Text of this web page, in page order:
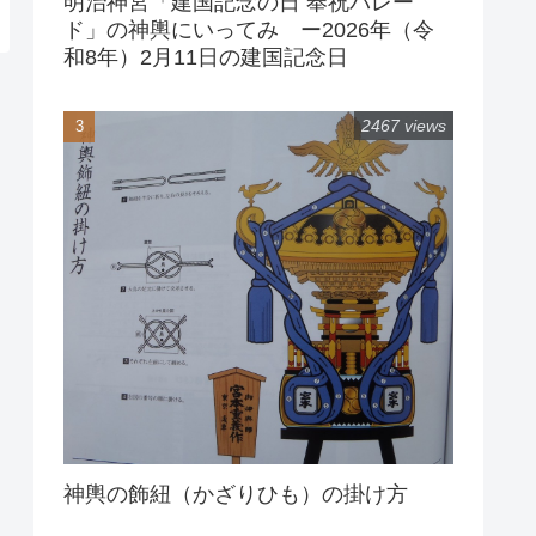
ド」の神輿にいってみ ー2026年（令
和8年）2月11日の建国記念日
神輿の飾紐（かざりひも）の掛け方
2467 views